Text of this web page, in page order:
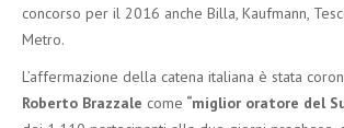
concorso per il 2016 anche Billa, Kaufmann,
Metro.
L’affermazione della catena italiana è stata
Roberto Brazzale come “miglior oratore del